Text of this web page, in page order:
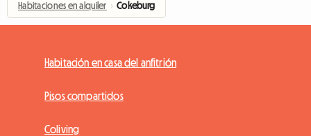
Habitaciones en alquiler › Cokeburg
Habitación en casa del anfitrión
Pisos compartidos
Coliving